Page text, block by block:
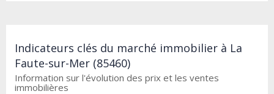
Indicateurs clés du marché immobilier à La
Faute-sur-Mer (85460)
Information sur l'évolution des prix et les ventes
immobilières